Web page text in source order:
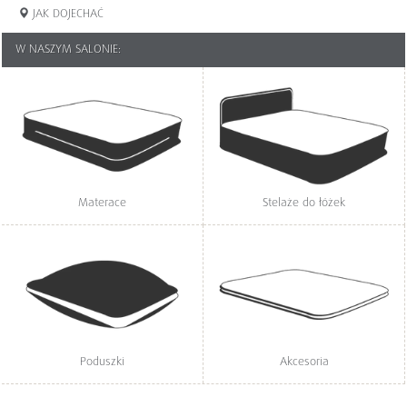
JAK DOJECHAĆ
W NASZYM SALONIE:
Materace Stelaże do łóżek
Poduszki Akcesoria